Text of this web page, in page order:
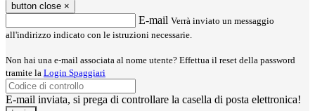
button close ×
E-mail Verrà inviato un messaggio
all'indirizzo indicato con le istruzioni necessarie.
Non hai una e-mail associata al nome utente? Effettua il reset della password
tramite la Login Spaggiari
E-mail inviata, si prega di controllare la casella di posta elettronica!